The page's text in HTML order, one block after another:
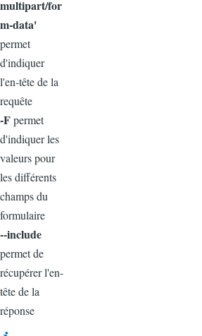
multipart/for
m-data'
permet
d'indiquer
l'en-tête de la
requête
-Fpermet
d'indiquer les
valeurs pour
les différents
champs du
formulaire
--include
permet de
récupérer l'en-
tête de la
réponse